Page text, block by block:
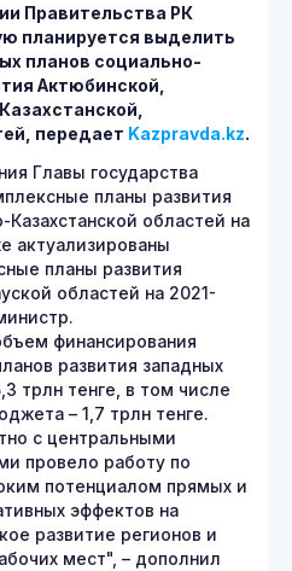
Правительства РК
планируется выделить
планов социально-
Актюбинской,
передает Kazpravda.kz.
Главы государства
планы развития
областей на
актуализированы
планы развития
областей на 2021-
финансирования
развития западных
трлн тенге, в том числе
– 1,7 трлн тенге.
с центральными
провело работу по
потенциалом прямых и
эффектов на
развитие регионов и
мест", – дополнил